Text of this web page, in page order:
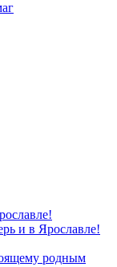
и в Ярославле!